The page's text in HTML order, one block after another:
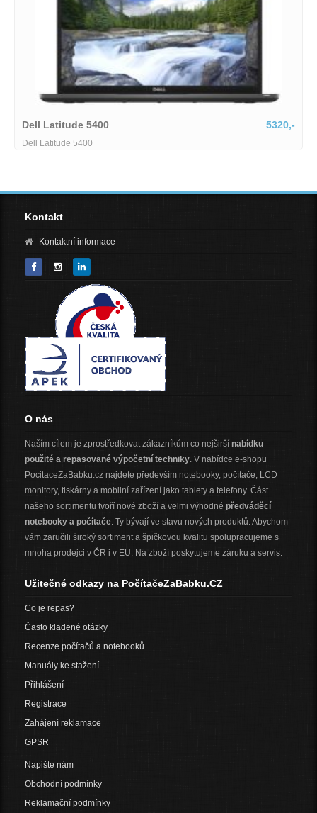
5320,- Dell Precision 5560-1618035
Dell Precision 5560-1618035
Kontakt
Kontaktní informace
O nás
Naším cílem je zprostředkovat zákazníkům co nejširší nabídku
použité a repasované výpočetní techniky. V nabídce e-shopu
PocitaceZaBabku.cz najdete především notebooky, počítače, LCD
monitory, tiskárny a mobilní zařízení jako tablety a telefony. Část
našeho sortimentu tvoří nové zboží a velmi výhodné předváděcí
notebooky a počítače. Ty bývají ve stavu nových produktů. Abychom
vám zaručili široký sortiment a špičkovou kvalitu spolupracujeme s
mnoha prodejci v ČR i v EU. Na zboží poskytujeme záruku a servis.
Užitečné odkazy na PočítačeZaBabku.CZ
Co je repas?
Často kladené otázky
Recenze počítačů a notebooků
Manuály ke stažení
Přihlášení
Registrace
Zahájení reklamace
GPSR
Napište nám
Obchodní podmínky
Reklamační podmínky